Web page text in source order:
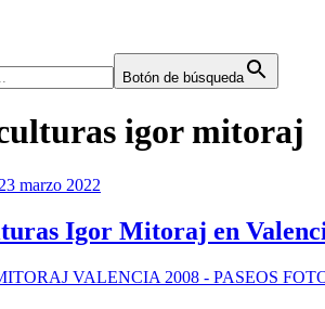
Botón de búsqueda
igor mitoraj
23 marzo 2022
Igor Mitoraj en